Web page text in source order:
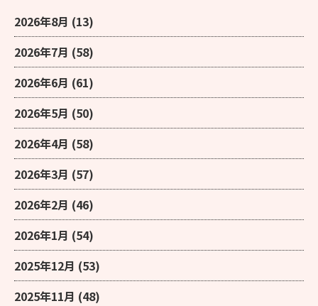
2026年8月 (13)
2026年7月 (58)
2026年6月 (61)
2026年5月 (50)
2026年4月 (58)
2026年3月 (57)
2026年2月 (46)
2026年1月 (54)
2025年12月 (53)
2025年11月 (48)